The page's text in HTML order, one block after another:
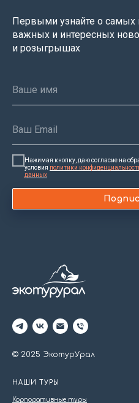
Первыми узнайте о самых
важных и интересных
и розыгрышах
Нажимая кнопку, даю согласие на
условия политики
данных
© 2025 ЭкотурУрал
НАШИ ТУРЫ
Корпоративные туры